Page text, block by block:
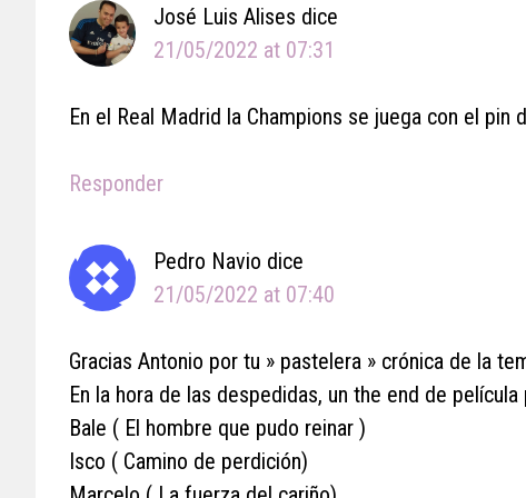
José Luis Alises dice
21/05/2022 at 07:31
En el Real Madrid la Champions se juega con el
Responder
Pedro Navio dice
21/05/2022 at 07:40
Gracias Antonio por tu » pastelera » crónica de la
En la hora de las despedidas, un the end de película
Bale ( El hombre que pudo reinar )
Isco ( Camino de perdición)